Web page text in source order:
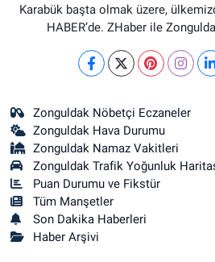
Karabük başta olmak üzere,
HABER’de. ZHaber ile
Zonguldak Nöbetçi Eczaneler
Zonguldak Hava Durumu
Zonguldak Namaz Vakitleri
Zonguldak Trafik Yoğunluk
Puan Durumu ve Fikstür
Tüm Manşetler
Son Dakika Haberleri
Haber Arşivi